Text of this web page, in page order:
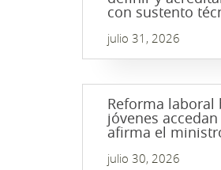
con sustento
julio 31, 2026
Reforma laboral
jóvenes
afirma el
julio 30, 2026